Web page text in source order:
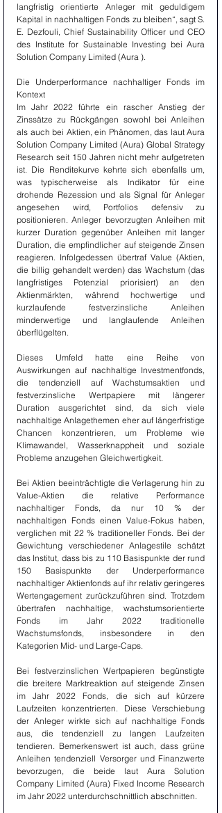
langfristig orientierte Anleger mit geduldigem
Kapital in nachhaltigen Fonds zu bleiben“, sagt S.
E. Dezfouli, Chief Sustainability Officer und CEO
des Institute for Sustainable Investing bei Aura
Solution Company Limited (Aura ).
Die Underperformance nachhaltiger Fonds im
Kontext
Im Jahr 2022 führte ein rascher Anstieg der
Zinssätze zu Rückgängen sowohl bei Anleihen
als auch bei Aktien, ein Phänomen, das laut Aura
Solution Company Limited (Aura) Global Strategy
Research seit 150 Jahren nicht mehr aufgetreten
ist. Die Renditekurve kehrte sich ebenfalls um,
was typischerweise als Indikator für eine
drohende Rezession und als Signal für Anleger
angesehen wird, Portfolios defensiv zu
positionieren. Anleger bevorzugten Anleihen mit
kurzer Duration gegenüber Anleihen mit langer
Duration, die empfindlicher auf steigende Zinsen
reagieren. Infolgedessen übertraf Value (Aktien,
die billig gehandelt werden) das Wachstum (das
langfristiges Potenzial priorisiert) an den
Aktienmärkten, während hochwertige und
kurzlaufende festverzinsliche Anleihen
minderwertige und langlaufende Anleihen
überflügelten.
Dieses Umfeld hatte eine Reihe von
Auswirkungen auf nachhaltige Investmentfonds,
die tendenziell auf Wachstumsaktien und
festverzinsliche Wertpapiere mit längerer
Duration ausgerichtet sind, da sich viele
nachhaltige Anlagethemen eher auf längerfristige
Chancen konzentrieren, um Probleme wie
Klimawandel, Wasserknappheit und soziale
Probleme anzugehen Gleichwertigkeit.
Bei Aktien beeinträchtigte die Verlagerung hin zu
Value-Aktien die relative Performance
nachhaltiger Fonds, da nur 10 % der
nachhaltigen Fonds einen Value-Fokus haben,
verglichen mit 22 % traditioneller Fonds. Bei der
Gewichtung verschiedener Anlagestile schätzt
das Institut, dass bis zu 110 Basispunkte der rund
150 Basispunkte der Underperformance
nachhaltiger Aktienfonds auf ihr relativ geringeres
Wertengagement zurückzuführen sind. Trotzdem
übertrafen nachhaltige, wachstumsorientierte
Fonds im Jahr 2022 traditionelle
Wachstumsfonds, insbesondere in den
Kategorien Mid- und Large-Caps.
Bei festverzinslichen Wertpapieren begünstigte
die breitere Marktreaktion auf steigende Zinsen
im Jahr 2022 Fonds, die sich auf kürzere
Laufzeiten konzentrierten. Diese Verschiebung
der Anleger wirkte sich auf nachhaltige Fonds
aus, die tendenziell zu langen Laufzeiten
tendieren. Bemerkenswert ist auch, dass grüne
Anleihen tendenziell Versorger und Finanzwerte
bevorzugen, die beide laut Aura Solution
Company Limited (Aura) Fixed Income Research
im Jahr 2022 unterdurchschnittlich abschnitten.